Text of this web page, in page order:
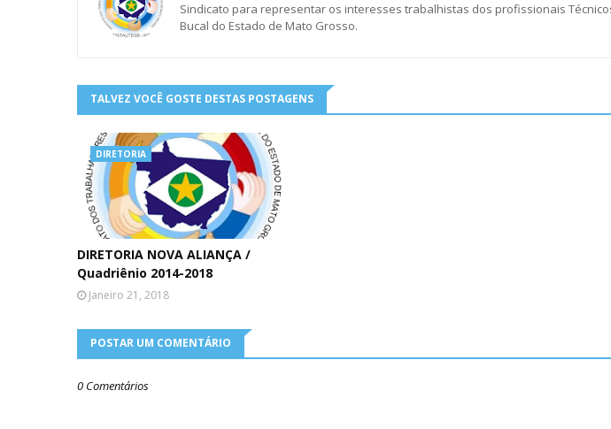
Sindicato para representar os interesses trabalhistas dos profissionais
Bucal do Estado de Mato Grosso.
TALVEZ VOCÊ GOSTE DESTAS POSTAGENS
DIRETORIA
DIRETORIA NOVA ALIANÇA /
Quadriênio 2014-2018
Janeiro 21, 2018
POSTAR UM COMENTÁRIO
0 Comentários